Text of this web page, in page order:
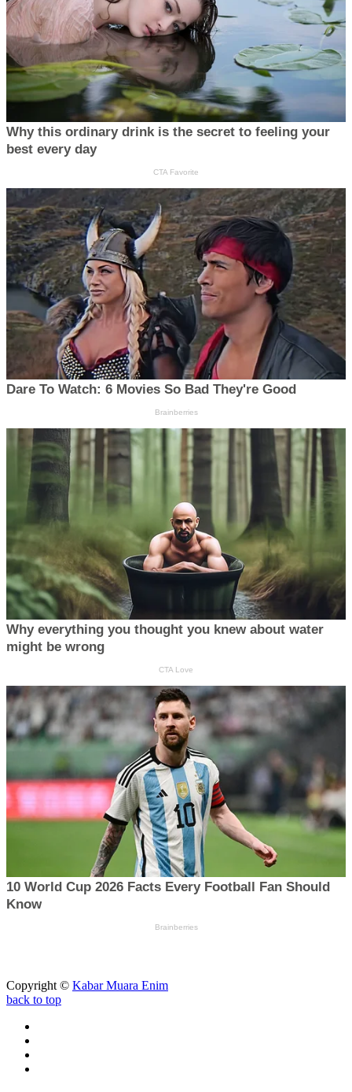
Copyright © Kabar Muara Enim
back to top